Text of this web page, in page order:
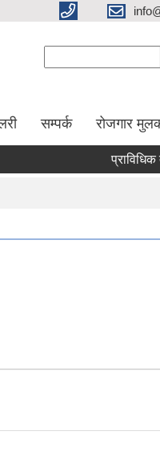
सम्पर्क रोजगार
प्राविधिक तथा